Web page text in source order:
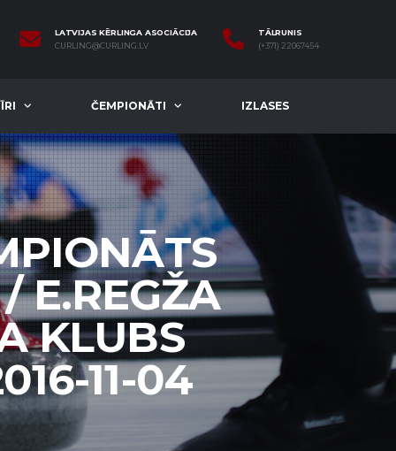
LATVIJAS KĒRLINGA ASOCIĀCIJA
CURLING@CURLING.LV
TĀLRUNIS
(+371) 22067454
ČEMPIONĀTI IZLASES
E.REGŽA
KLUBS
11-04